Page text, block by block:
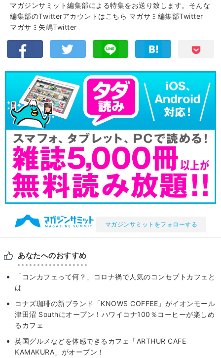
マガジンサミット編集部による特集をお送り致します。そんな
編集部のTwitterアカウントはこちら マガサミ編集部Twitter
マガサミ矢嶋Twitter
マガジンサミットをフォローする
あなたへのおすすめ
「コンカフェって何？」コロナ禍で人気のコンセプトカフェと
は
コナズ珈琲の新ブランド「KNOWS COFFEE」がイオンモール
津田沼 Southにオープン！ハワイコナ100％コーヒーが楽しめ
るカフェ
英国グルメなどを体感できるカフェ「ARTHUR CAFE
KAMAKURA」がオープン！